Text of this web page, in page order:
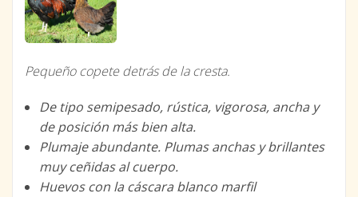
Pequeño copete detrás de la cresta.
De tipo semipesado, rústica, vigorosa, ancha y
de posición más bien alta.
Plumaje abundante. Plumas anchas y brillantes
muy ceñidas al cuerpo.
Huevos con la cáscara blanco marfil